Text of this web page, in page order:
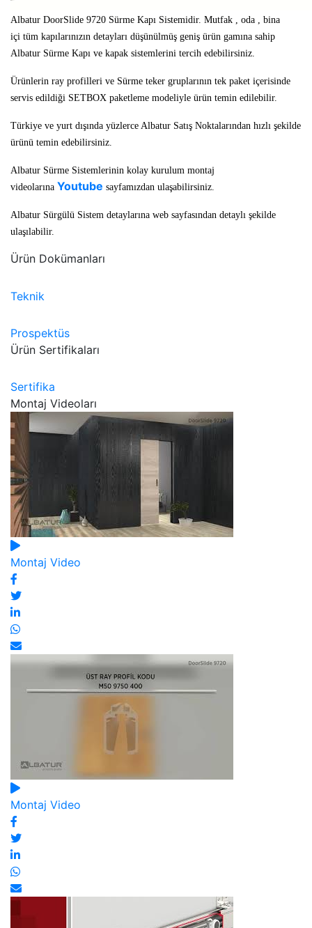
Albatur DoorSlide 9720 Sürme Kapı Sistemidir. Mutfak , oda , bina
içi tüm kapılarınızın detayları düşünülmüş geniş ürün gamına sahip
Albatur Sürme Kapı ve kapak sistemlerini tercih edebilirsiniz.
Ürünlerin ray profilleri ve Sürme teker gruplarının tek paket içerisinde
servis edildiği SETBOX paketleme modeliyle ürün temin edilebilir.
Türkiye ve yurt dışında yüzlerce Albatur Satış Noktalarından hızlı şekilde
ürünü temin edebilirsiniz.
Albatur Sürme Sistemlerinin kolay kurulum montaj
videolarına Youtube sayfamızdan ulaşabilirsiniz.
Albatur Sürgülü Sistem detaylarına web sayfasından detaylı şekilde
ulaşılabilir.
Ürün Dokümanları
Teknik
Prospektüs
Ürün Sertifikaları
Sertifika
Montaj Videoları
Montaj Video
Montaj Video